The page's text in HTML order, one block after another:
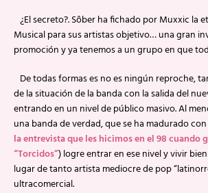
¿El secreto?. Sôber ha fichado por Muxxic la
Musical para sus artistas objetivo… una gran
promoción y ya tenemos a un grupo en que
De todas formas es no es ningún reproche,
de la situación de la banda con la salida del
entrando en un nivel de público masivo. Al
una banda de verdad, que se ha madurado
la entrevista que les hicimos en el 98 cuando
“Torcidos”) logre entrar en ese nivel y vivir
lugar de tanto artista mediocre de pop
ultracomercial.